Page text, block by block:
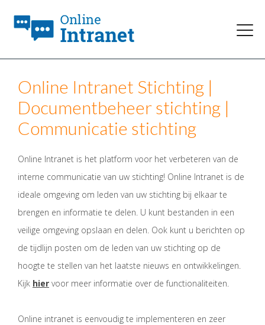
Online Intranet Stichting |
Documentbeheer stichting |
Communicatie stichting
Online Intranet is het platform voor het verbeteren van de
interne communicatie van uw stichting! Online Intranet is de
ideale omgeving om leden van uw stichting bij elkaar te
brengen en informatie te delen. U kunt bestanden in een
veilige omgeving opslaan en delen. Ook kunt u berichten op
de tijdlijn posten om de leden van uw stichting op de
hoogte te stellen van het laatste nieuws en ontwikkelingen.
Kijk hier voor meer informatie over de functionaliteiten.
Online intranet is eenvoudig te implementeren en zeer